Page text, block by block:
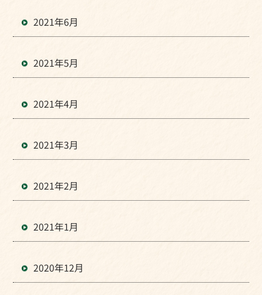
2021年6月
2021年5月
2021年4月
2021年3月
2021年2月
2021年1月
2020年12月